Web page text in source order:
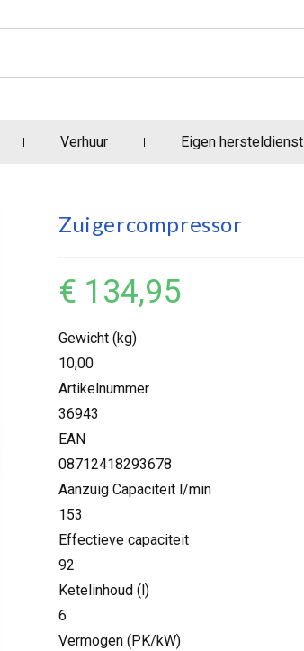
Verhuur Eigen hersteldienst
Zuigercompressor
€ 134,95
Gewicht (kg)
10,00
Artikelnummer
36943
EAN
08712418293678
Aanzuig Capaciteit l/min
153
Effectieve capaciteit
92
Ketelinhoud (l)
6
Vermogen (PK/kW)